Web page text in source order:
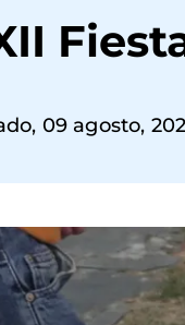
09 agosto,